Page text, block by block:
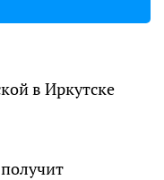
в Иркутске